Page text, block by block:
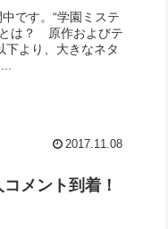
です。“学園ミステ
は？ 原作およびテ
より、大きなネタ
2017.11.08
メント到着！